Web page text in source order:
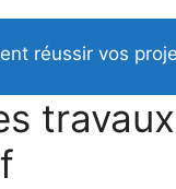
réussir vos